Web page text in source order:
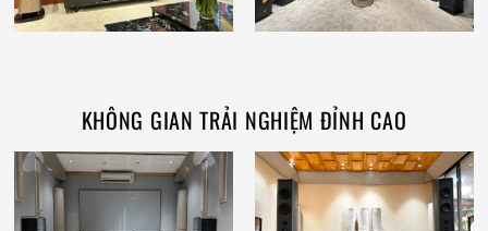
KHÔNG GIAN TRẢI NGHIỆM ĐỈNH CAO